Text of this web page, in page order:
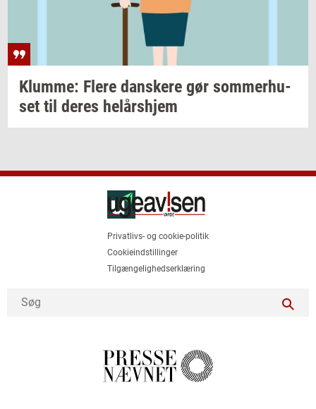
Klum­me: Flere dan­ske­re gør som­mer­hu­
set til deres helårs­hjem
Privatlivs- og cookie-politik
Cookieindstillinger
Tilgængelighedserklæring